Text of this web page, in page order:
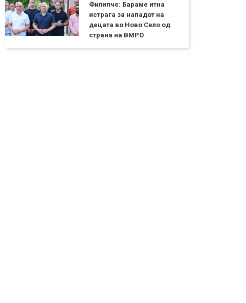
Филипче: Бараме итна
истрага за нападот на
децата во Ново Село од
страна на ВМРО